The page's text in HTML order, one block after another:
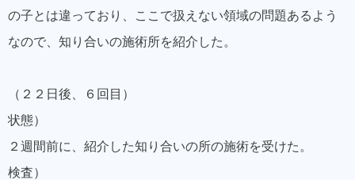
の子とは違っており、ここで扱えない領域の問題あるよう
なので、知り合いの施術所を紹介した。
（２２日後、６回目）
状態）
２週間前に、紹介した知り合いの所の施術を受けた。
検査）